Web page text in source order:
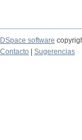
DSpace software
Contacto
Sugerencias